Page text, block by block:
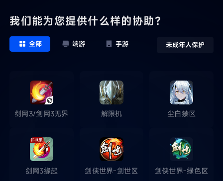
我们能为您提供什么样的协助？
全部 端游 手游 未成年人保护
剑网3/剑网3无界 解限机 尘白禁区
剑网3缘起 剑侠世界-剑世区 剑侠世界-绿色区